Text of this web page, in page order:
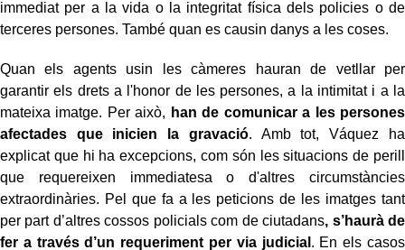
immediat per a la vida o la integritat física dels policies o de
terceres persones. També quan es causin danys a les coses.
Quan els agents usin les càmeres hauran de vetllar per
garantir els drets a l'honor de les persones, a la intimitat i a la
mateixa imatge. Per això, han de comunicar a les persones
afectades que inicien la gravació. Amb tot, Váquez ha
explicat que hi ha excepcions, com són les situacions de perill
que requereixen immediatesa o d'altres circumstàncies
extraordinàries. Pel que fa a les peticions de les imatges tant
per part d’altres cossos policials com de ciutadans, s’haurà de
fer a través d’un requeriment per via judicial . En els casos